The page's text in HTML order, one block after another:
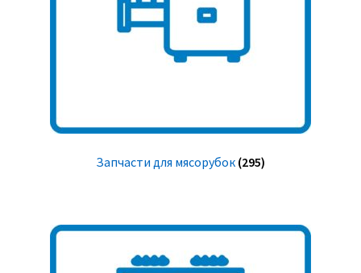
Запчасти для мясорубок (295)